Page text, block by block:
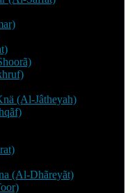
(Al-Jâtheyah)
(Al-Dhãreyãt)